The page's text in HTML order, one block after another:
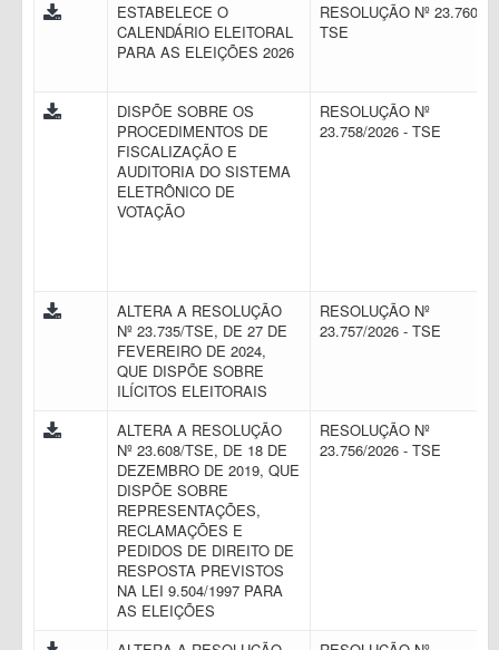
ESTABELECE O
CALENDÁRIO ELEITORAL
PARA AS ELEIÇÕES 2026
RESOLUÇÃO Nº 23.760 -
TSE
DISPÕE SOBRE OS
PROCEDIMENTOS DE
FISCALIZAÇÃO E
AUDITORIA DO SISTEMA
ELETRÔNICO DE
VOTAÇÃO
RESOLUÇÃO Nº
23.758/2026 - TSE
ALTERA A RESOLUÇÃO
Nº 23.735/TSE, DE 27 DE
FEVEREIRO DE 2024,
QUE DISPÕE SOBRE
ILÍCITOS ELEITORAIS
RESOLUÇÃO Nº
23.757/2026 - TSE
ALTERA A RESOLUÇÃO
Nº 23.608/TSE, DE 18 DE
DEZEMBRO DE 2019, QUE
DISPÕE SOBRE
REPRESENTAÇÕES,
RECLAMAÇÕES E
PEDIDOS DE DIREITO DE
RESPOSTA PREVISTOS
NA LEI 9.504/1997 PARA
AS ELEIÇÕES
RESOLUÇÃO Nº
23.756/2026 - TSE